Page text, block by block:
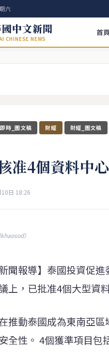
六
中文新聞
CHINESE NEWS
首頁
即時_圖文稿 財經 財經_圖文稿
准4個資料中
日 18:26
）
新聞報導】泰國投資促
上，已批准4個大型資
推動泰國成為東南亞
全性。 4個獲準項目包